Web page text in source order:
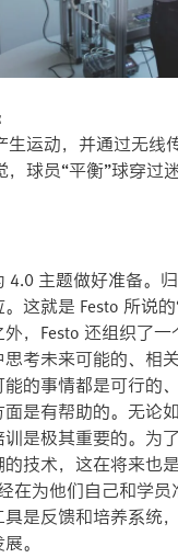
运动，并通过无线
球员“平衡”球穿过
4.0 主题做好准备。
这就是 Festo 所说
，Festo 还组织了一
考未来可能的、相
的事情都是可行的
是有帮助的。无论
是极其重要的。为
技术，这在将来也
在为他们自己和学
是反馈和培养系统
。